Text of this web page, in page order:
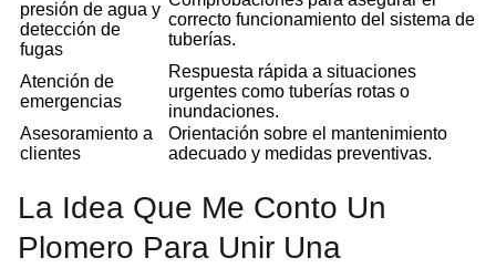
presión de agua y
detección de
fugas
correcto funcionamiento del sistema de
tuberías.
Atención de
emergencias
Respuesta rápida a situaciones
urgentes como tuberías rotas o
inundaciones.
Asesoramiento a
clientes
Orientación sobre el mantenimiento
adecuado y medidas preventivas.
La Idea Que Me Conto Un
Plomero Para Unir Una